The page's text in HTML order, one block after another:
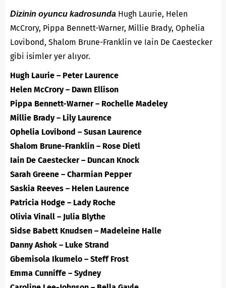
Dizinin oyuncu kadrosunda Hugh Laurie, Helen
McCrory, Pippa Bennett-Warner, Millie Brady, Ophelia
Lovibond, Shalom Brune-Franklin ve Iain De Caestecker
gibi isimler yer alıyor.
Hugh Laurie – Peter Laurence
Helen McCrory – Dawn Ellison
Pippa Bennett-Warner – Rochelle Madeley
Millie Brady – Lily Laurence
Ophelia Lovibond – Susan Laurence
Shalom Brune-Franklin – Rose Dietl
Iain De Caestecker – Duncan Knock
Sarah Greene – Charmian Pepper
Saskia Reeves – Helen Laurence
Patricia Hodge – Lady Roche
Olivia Vinall – Julia Blythe
Sidse Babett Knudsen – Madeleine Halle
Danny Ashok – Luke Strand
Gbemisola Ikumelo – Steff Frost
Emma Cunniffe – Sydney